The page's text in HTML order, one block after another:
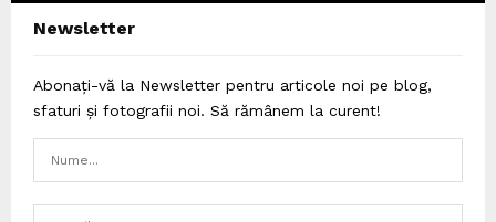
Newsletter
Abonați-vă la Newsletter pentru articole noi pe blog,
sfaturi și fotografii noi. Să rămânem la curent!